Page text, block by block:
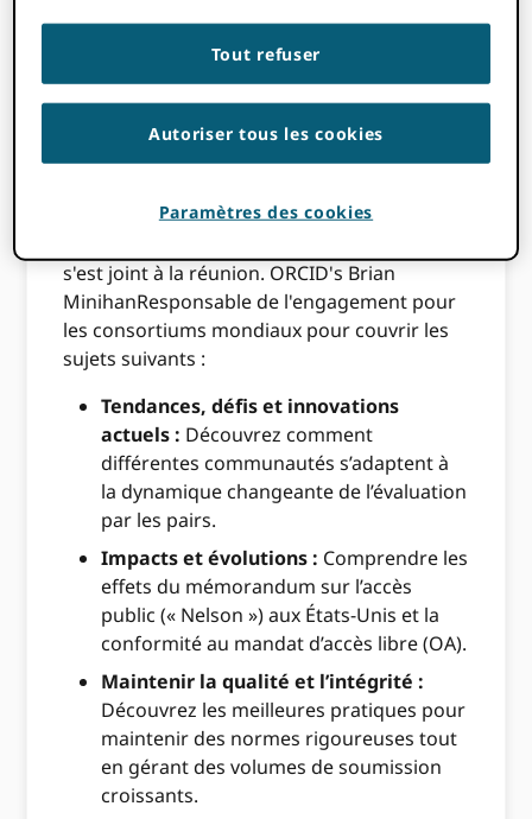
ORCID Le mois dernier, la Peer Review Week
consacrée à discuter des défis uniques
auxquels elle fait face, notamment la
sélection des évaluateurs, le maintien de
travail des évaluateurs. Un panel distingué
s'est joint à la réunion. ORCID's Brian
MinihanResponsable de l'engagement pour
les consortiums mondiaux pour couvrir les
sujets suivants :
Tendances, défis et innovations
actuels : Découvrez comment
différentes communautés s’adaptent à
la dynamique changeante de l’évaluation
par les pairs.
Impacts et évolutions : Comprendre les
effets du mémorandum sur l’accès
public (« Nelson ») aux États-Unis et la
conformité au mandat d’accès libre (OA).
Maintenir la qualité et l’intégrité :
Découvrez les meilleures pratiques pour
maintenir des normes rigoureuses tout
en gérant des volumes de soumission
croissants.
Tout refuser
Autoriser tous les cookies
Paramètres des cookies